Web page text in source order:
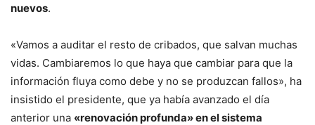
nuevos.
«Vamos a auditar el resto de cribados, que salvan muchas
vidas. Cambiaremos lo que haya que cambiar para que la
información fluya como debe y no se produzcan fallos», ha
insistido el presidente, que ya había avanzado el día
anterior una «renovación profunda» en el sistema